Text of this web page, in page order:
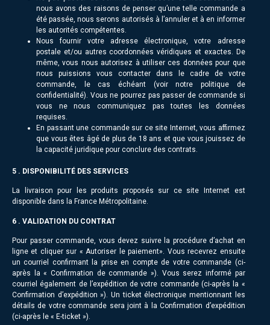
nous avons des raisons de penser qu’une telle commande a
été passée, nous serons autorisés à l’annuler et à en informer
les autorités compétentes.
Nous fournir votre adresse électronique, votre adresse
postale et/ou autres coordonnées véridiques et exactes. De
même, vous nous autorisez à utiliser ces données pour que
nous puissions vous contacter dans le cadre de votre
commande, le cas échéant (voir notre politique de
confidentialité). Vous ne pourrez pas passer de commande si
vous ne nous communiquez pas toutes les données
requises.
En passant une commande sur ce site Internet, vous affirmez
que vous êtes âgé de plus de 18 ans et que vous jouissez de
la capacité juridique pour conclure des contrats.
5 . DISPONIBILITÉ DES SERVICES
La livraison pour les produits proposés sur ce site Internet est
disponible dans la France Métropolitaine.
6 . VALIDATION DU CONTRAT
Pour passer commande, vous devez suivre la procédure d’achat en
ligne et cliquer sur « Autoriser le paiement». Vous recevrez ensuite
un courriel confirmant la prise en compte de votre commande (ci-
après la « Confirmation de commande »). Vous serez informé par
courriel également de l’expédition de votre commande (ci-après la «
Confirmation d’expédition »). Un ticket électronique mentionnant les
détails de votre commande sera joint à la Confirmation d’expédition
(ci-après le « E-ticket »).